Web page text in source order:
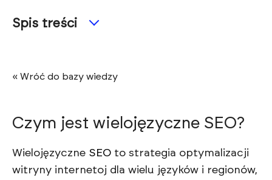
Spis treści
« Wróć do bazy wiedzy
Czym jest wielojęzyczne SEO?
Wielojęzyczne SEO to strategia optymalizacji
witryny internetoj dla wielu języków i regionów,